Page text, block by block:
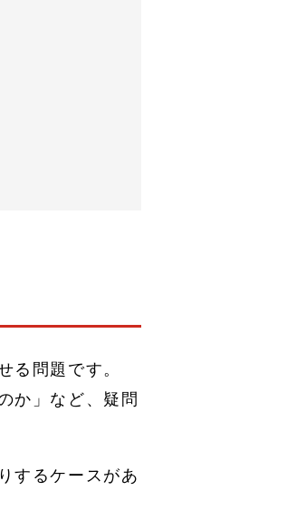
る問題です。
か」など、疑問
するケースがあ